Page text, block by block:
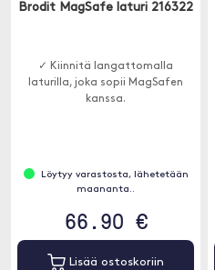
Brodit MagSafe laturi 216322
✓ Kiinnitä langattomalla
laturilla, joka sopii MagSafen
kanssa.
Löytyy varastosta, lähetetään
maananta..
66.90 €
Lisää ostoskoriin